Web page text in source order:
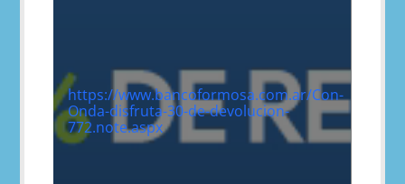
https://www.bancoformosa.com.ar/Con-
Onda-disfruta-30-de-devolucion-
772.note.aspx